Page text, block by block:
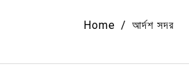
Home আর্দশ সদর